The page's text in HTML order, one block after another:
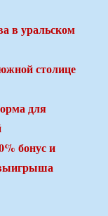
в уральском
столице
для
бонус и